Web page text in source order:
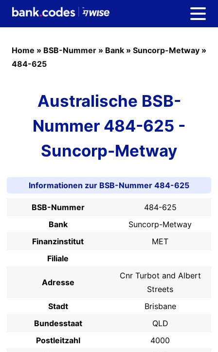
Home » BSB-Nummer » Bank » Suncorp-Metway »
484-625
Australische BSB-
Nummer 484-625 -
Suncorp-Metway
Informationen zur BSB-Nummer 484-625
BSB-Nummer
484-625
Bank
Suncorp-Metway
Finanzinstitut
MET
Filiale
Adresse
Cnr Turbot and Albert
Streets
Stadt
Brisbane
Bundesstaat
QLD
Postleitzahl
4000